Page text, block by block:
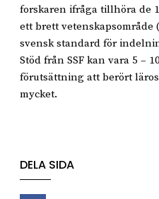
forskaren ifråga tillhöra de
ett brett
svensk standard för
Stöd från SSF kan vara 5 –
förutsättning att berört
mycket.
DELA SIDA